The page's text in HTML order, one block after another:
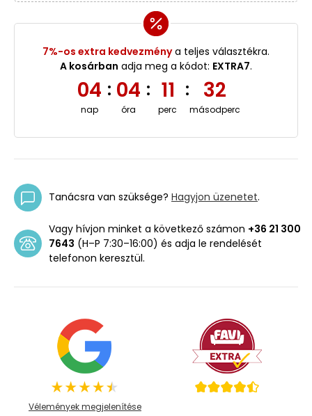
7%-os extra kedvezménya teljes választékra.
A kosárban adja meg a kódot: EXTRA7.
04
nap
: 04
óra
: 11
perc
: 32
másodperc
Tanácsra van szüksége? Hagyjon üzenetet.
Vagy hívjon minket a következő számon +36 21 300
7643 (H–P 7:30–16:00) és adja le rendelését
telefonon keresztül.
Vélemények megjelenítése